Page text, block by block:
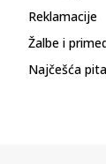
Reklamacije
Žalbe i
Najčešća